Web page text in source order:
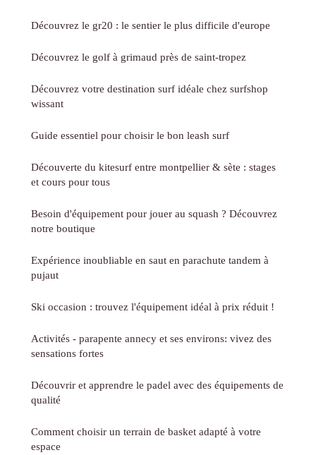
Découvrez le gr20 : le sentier le plus difficile d'europe
Découvrez le golf à grimaud près de saint-tropez
Découvrez votre destination surf idéale chez surfshop
wissant
Guide essentiel pour choisir le bon leash surf
Découverte du kitesurf entre montpellier & sète : stages
et cours pour tous
Besoin d'équipement pour jouer au squash ? Découvrez
notre boutique
Expérience inoubliable en saut en parachute tandem à
pujaut
Ski occasion : trouvez l'équipement idéal à prix réduit !
Activités - parapente annecy et ses environs: vivez des
sensations fortes
Découvrir et apprendre le padel avec des équipements de
qualité
Comment choisir un terrain de basket adapté à votre
espace